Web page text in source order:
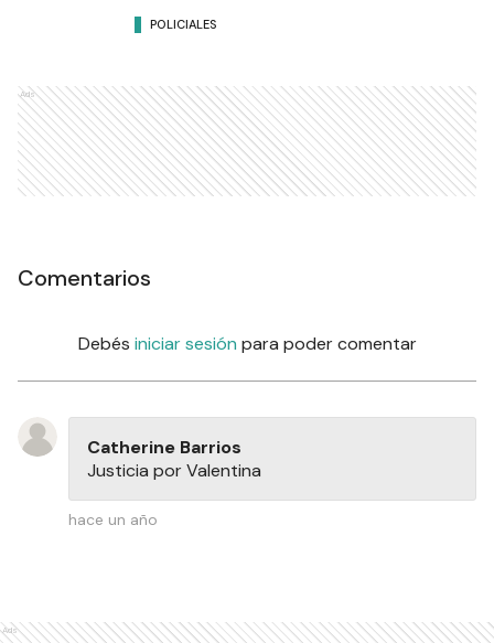
POLICIALES
Ads
Comentarios
Debés iniciar sesión para poder comentar
Catherine Barrios
Justicia por Valentina
hace un año
Ads